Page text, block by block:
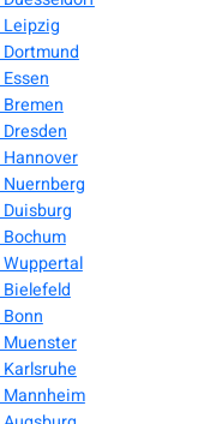
Leipzig
Muenster
Mannheim